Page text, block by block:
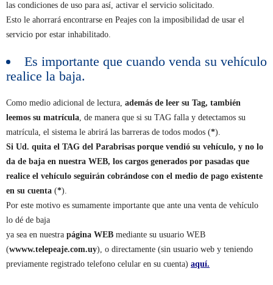
las condiciones de uso para así, activar el servicio solicitado.
Esto le ahorrará encontrarse en Peajes con la imposibilidad de usar el
servicio por estar inhabilitado.
Es importante que cuando venda su vehículo
realice la baja.
Como medio adicional de lectura, además de leer su Tag, también
leemos su matrícula, de manera que si su TAG falla y detectamos su
matrícula, el sistema le abrirá las barreras de todos modos (*).
Si Ud. quita el TAG del Parabrisas porque vendió su vehículo, y no lo
da de baja en nuestra WEB, los cargos generados por pasadas que
realice el vehículo seguirán cobrándose con el medio de pago existente
en su cuenta (*).
Por este motivo es sumamente importante que ante una venta de vehículo
lo dé de baja
ya sea en nuestra página WEB mediante su usuario WEB
(wwww.telepeaje.com.uy), o directamente (sin usuario web y teniendo
previamente registrado telefono celular en su cuenta) aquí.